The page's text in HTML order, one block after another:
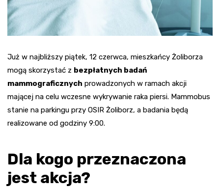
Już w najbliższy piątek, 12 czerwca, mieszkańcy Żoliborza
mogą skorzystać z bezpłatnych badań
mammograficznych prowadzonych w ramach akcji
mającej na celu wczesne wykrywanie raka piersi. Mammobus
stanie na parkingu przy OSIR Żoliborz, a badania będą
realizowane od godziny 9:00.
Dla kogo przeznaczona
jest akcja?